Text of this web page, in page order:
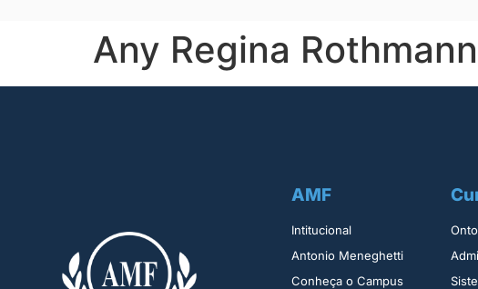
Any Regina Rothmann
AMF
Intitucional
Antonio Meneghetti
Conheça o Campus